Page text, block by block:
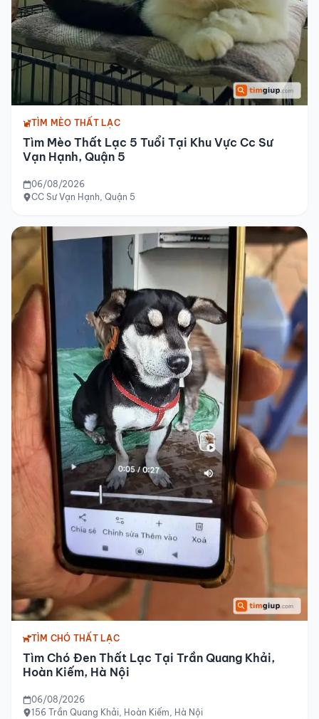
TÌM MÈO THẤT LẠC
Tìm Mèo Thất Lạc 5 Tuổi Tại Khu Vực Cc Sư
Vạn Hạnh, Quận 5
06/08/2026
CC Sư Vạn Hạnh, Quận 5
TÌM CHÓ THẤT LẠC
Tìm Chó Đen Thất Lạc Tại Trần Quang Khải,
Hoàn Kiếm, Hà Nội
06/08/2026
156 Trần Quang Khải, Hoàn Kiếm, Hà Nội